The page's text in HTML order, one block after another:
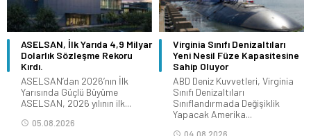
ASELSAN, İlk Yarıda 4,9 Milyar
Dolarlık Sözleşme Rekoru
Kırdı.
ASELSAN’dan 2026’nın İlk
Yarısında Güçlü Büyüme
ASELSAN, 2026 yılının ilk...
05.08.2026
Virginia Sınıfı Denizaltıları
Yeni Nesil Füze Kapasitesine
Sahip Oluyor
ABD Deniz Kuvvetleri, Virginia
Sınıfı Denizaltıları
Sınıflandırmada Değişiklik
Yapacak Amerika...
04.08.2026